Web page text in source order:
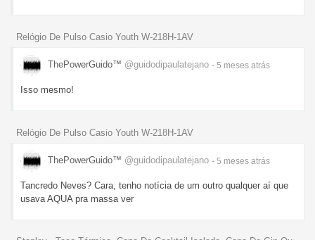
Relógio De Pulso Casio Youth W-218H-1AV
ThePowerGuido™ @guidodipaulatejano - 5 meses atrás
Isso mesmo!
Relógio De Pulso Casio Youth W-218H-1AV
ThePowerGuido™ @guidodipaulatejano - 5 meses atrás
Tancredo Neves? Cara, tenho notícia de um outro qualquer aí que
usava AQUA pra massa ver